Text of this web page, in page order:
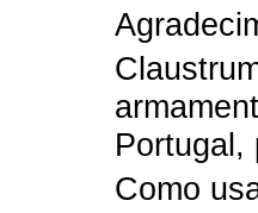
Portugal,
Como